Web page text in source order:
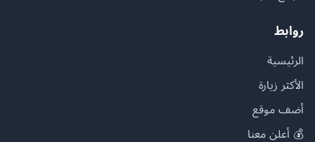
روابط
الرئيسية
الأكثر زيارة
أضف موقع
💰 أعلن معنا